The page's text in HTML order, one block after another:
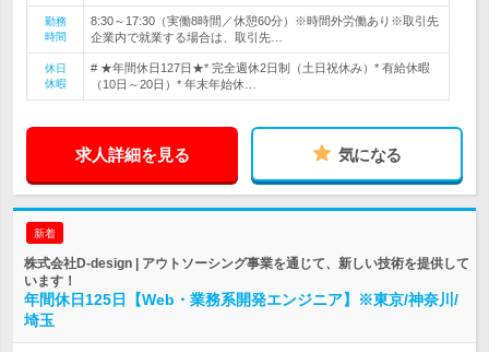
勤務
時間
8:30～17:30（実働8時間／休憩60分）※時間外労働あり※取引先
企業内で就業する場合は、取引先…
休日
休暇
# ★年間休日127日★* 完全週休2日制（土日祝休み）* 有給休暇
（10日～20日）* 年末年始休…
求人詳細を見る 気になる
新着
株式会社D-design | アウトソーシング事業を通じて、新しい技術を提供して
います！
年間休日125日【Web・業務系開発エンジニア】※東京/神奈川/
埼玉